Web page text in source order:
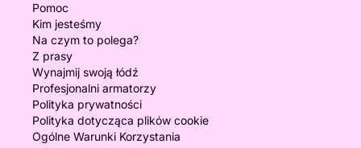
Pomoc
Kim jesteśmy
Na czym to polega?
Z prasy
Wynajmij swoją łódź
Profesjonalni armatorzy
Polityka prywatności
Polityka dotycząca plików cookie
Ogólne Warunki Korzystania